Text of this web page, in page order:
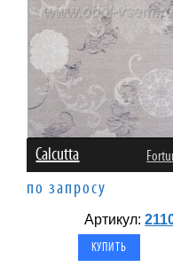
Calcutta
по запросу
Артикул: